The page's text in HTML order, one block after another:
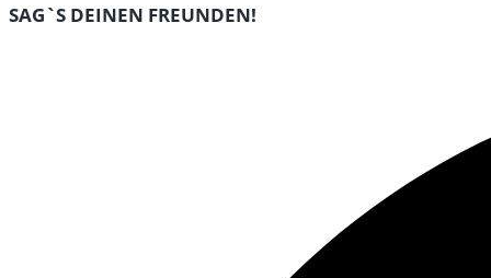
SAG`S DEINEN FREUNDEN!